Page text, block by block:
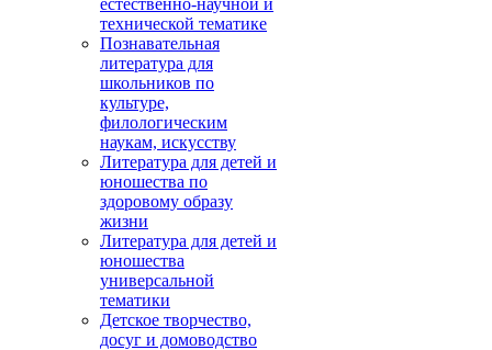
естественно-научной и
технической тематике
Познавательная
литература для
школьников по
культуре,
филологическим
наукам, искусству
Литература для детей и
юношества по
здоровому образу
жизни
Литература для детей и
юношества
универсальной
тематики
Детское творчество,
досуг и домоводство